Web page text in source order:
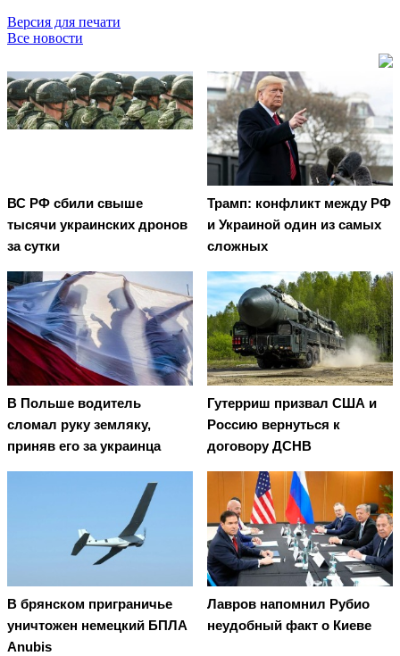
Версия для печати
Все новости
ВС РФ сбили свыше
тысячи украинских дронов
за сутки
Трамп: конфликт между РФ
и Украиной один из самых
сложных
В Польше водитель
сломал руку земляку,
приняв его за украинца
Гутерриш призвал США и
Россию вернуться к
договору ДСНВ
В брянском приграничье
уничтожен немецкий БПЛА
Anubis
Лавров напомнил Рубио
неудобный факт о Киеве